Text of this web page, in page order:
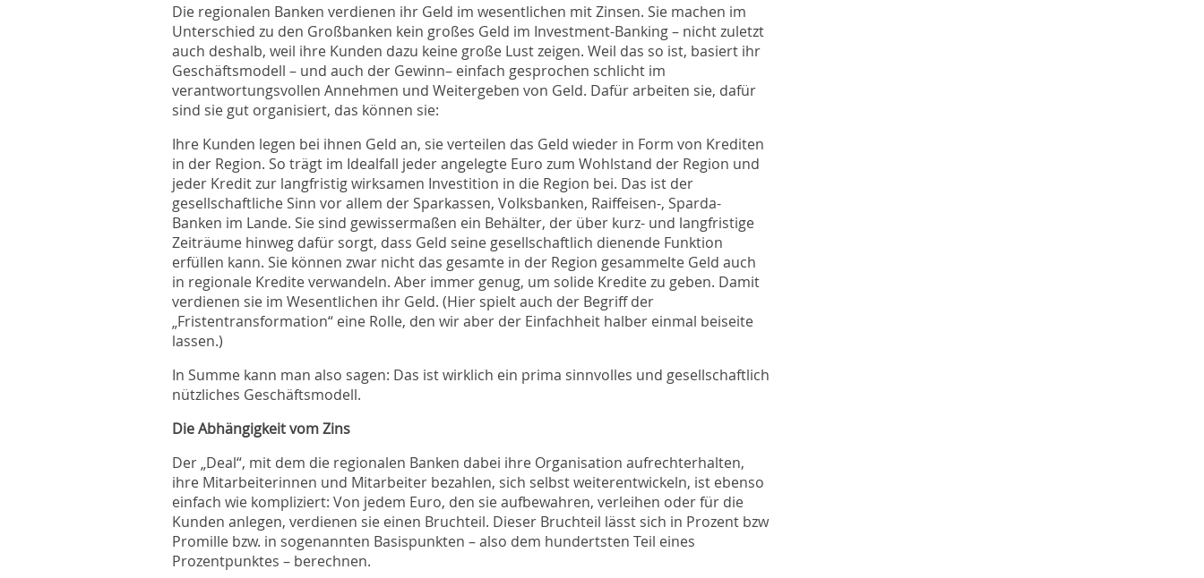
Die regionalen Banken verdienen ihr Geld im wesentlichen mit Zinsen. Sie machen im
Unterschied zu den Großbanken kein großes Geld im Investment-Banking – nicht zuletzt
auch deshalb, weil ihre Kunden dazu keine große Lust zeigen. Weil das so ist, basiert ihr
Geschäftsmodell – und auch der Gewinn– einfach gesprochen schlicht im
verantwortungsvollen Annehmen und Weitergeben von Geld. Dafür arbeiten sie, dafür
sind sie gut organisiert, das können sie:
Ihre Kunden legen bei ihnen Geld an, sie verteilen das Geld wieder in Form von Krediten
in der Region. So trägt im Idealfall jeder angelegte Euro zum Wohlstand der Region und
jeder Kredit zur langfristig wirksamen Investition in die Region bei. Das ist der
gesellschaftliche Sinn vor allem der Sparkassen, Volksbanken, Raiffeisen-, Sparda-
Banken im Lande. Sie sind gewissermaßen ein Behälter, der über kurz- und langfristige
Zeiträume hinweg dafür sorgt, dass Geld seine gesellschaftlich dienende Funktion
erfüllen kann. Sie können zwar nicht das gesamte in der Region gesammelte Geld auch
in regionale Kredite verwandeln. Aber immer genug, um solide Kredite zu geben. Damit
verdienen sie im Wesentlichen ihr Geld. (Hier spielt auch der Begriff der
„Fristentransformation“ eine Rolle, den wir aber der Einfachheit halber einmal beiseite
lassen.)
In Summe kann man also sagen: Das ist wirklich ein prima sinnvolles und gesellschaftlich
nützliches Geschäftsmodell.
Die Abhängigkeit vom Zins
Der „Deal“, mit dem die regionalen Banken dabei ihre Organisation aufrechterhalten,
ihre Mitarbeiterinnen und Mitarbeiter bezahlen, sich selbst weiterentwickeln, ist ebenso
einfach wie kompliziert: Von jedem Euro, den sie aufbewahren, verleihen oder für die
Kunden anlegen, verdienen sie einen Bruchteil. Dieser Bruchteil lässt sich in Prozent bzw
Promille bzw. in sogenannten Basispunkten – also dem hundertsten Teil eines
Prozentpunktes – berechnen.